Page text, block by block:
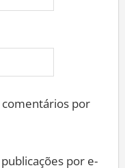
por
por e-